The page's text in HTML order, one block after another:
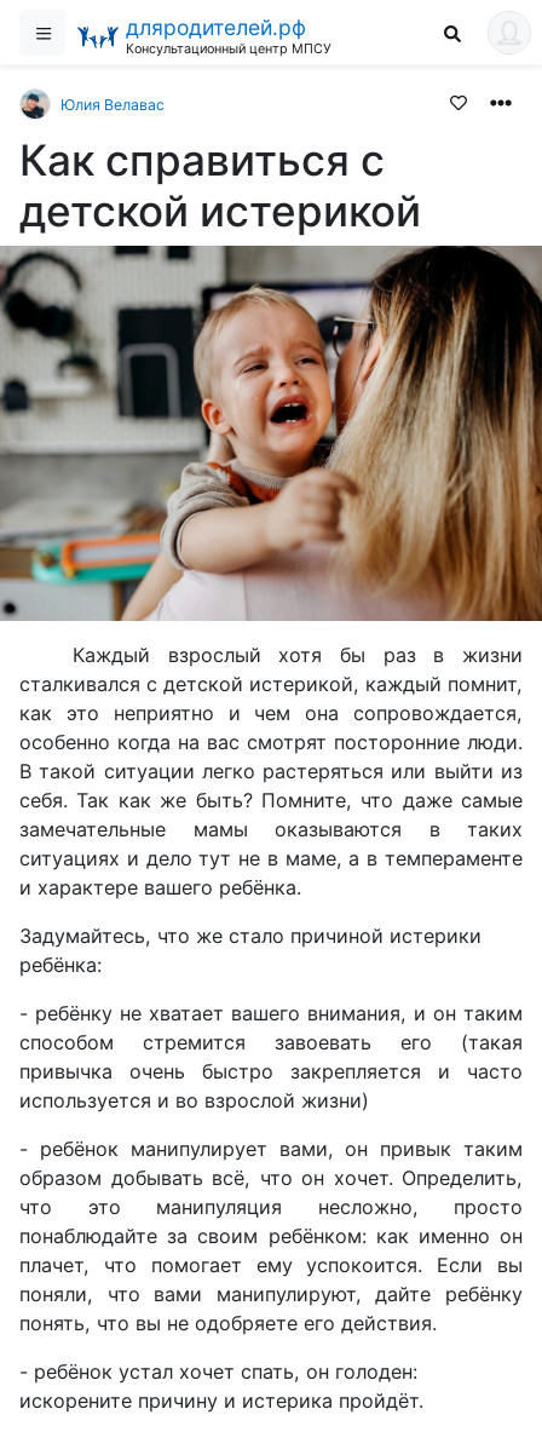
дляродителей.рф
Консультационный центр МПСУ
Юлия Велавас
Как справиться с
детской истерикой
Каждый взрослый хотя бы раз в жизни
сталкивался с детской истерикой, каждый помнит,
как это неприятно и чем она сопровождается,
особенно когда на вас смотрят посторонние люди.
В такой ситуации легко растеряться или выйти из
себя. Так как же быть? Помните, что даже самые
замечательные мамы оказываются в таких
ситуациях и дело тут не в маме, а в темпераменте
и характере вашего ребёнка.
Задумайтесь, что же стало причиной истерики
ребёнка:
- ребёнку не хватает вашего внимания, и он таким
способом стремится завоевать его (такая
привычка очень быстро закрепляется и часто
используется и во взрослой жизни)
- ребёнок манипулирует вами, он привык таким
образом добывать всё, что он хочет. Определить,
что это манипуляция несложно, просто
понаблюдайте за своим ребёнком: как именно он
плачет, что помогает ему успокоится. Если вы
поняли, что вами манипулируют, дайте ребёнку
понять, что вы не одобряете его действия.
- ребёнок устал хочет спать, он голоден:
искорените причину и истерика пройдёт.